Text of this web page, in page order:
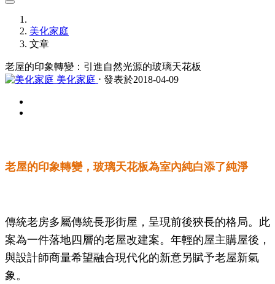
美化家庭
文章
老屋的印象轉變：引進自然光源的玻璃天花板
美化家庭 ⋅ 發表於2018-04-09
老屋的印象轉變，玻璃天花板為室內純白添了純淨
傳統老房多屬傳統長形街屋，呈現前後狹長的格局。此
案為一件落地四層的老屋改建案。 年輕的屋主購屋後，
與設計師商量希望融合現代化的新意另賦予老屋新氣
象。